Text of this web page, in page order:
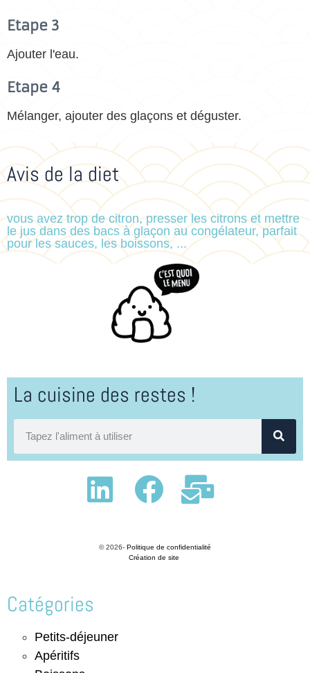
Etape 3
Ajouter l'eau.
Etape 4
Mélanger, ajouter des glaçons et déguster.
Avis de la diet
vous avez trop de citron, presser les citrons et mettre
le jus dans des bacs à glaçon au congélateur, parfait
pour les sauces, les boissons, ...
Catégories
Petits-déjeuner
Apéritifs
La cuisine des restes !
© 2026- Politique de confidentialité
Création de site